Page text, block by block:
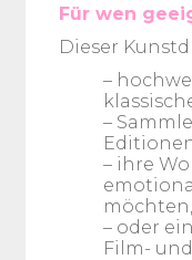
Für wen
Dieser
–
–
– ihre
möchten,
– oder
Film-